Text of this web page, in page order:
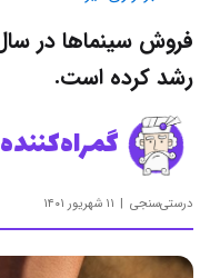
رشد کرده است.
گمراه‌کننده
درستی‌سنجی ۱۱ شهریور ۱۴۰۱